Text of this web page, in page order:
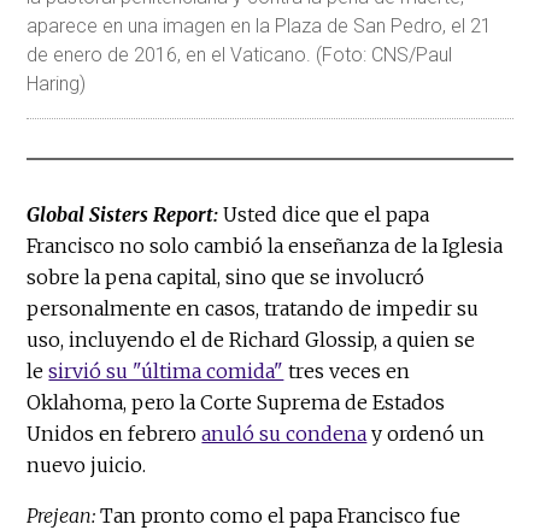
aparece en una imagen en la Plaza de San Pedro, el 21
de enero de 2016, en el Vaticano. (Foto: CNS/Paul
Haring)
Global Sisters Report:Usted dice que el papa
Francisco no solo cambió la enseñanza de la Iglesia
sobre la pena capital, sino que se involucró
personalmente en casos, tratando de impedir su
uso, incluyendo el de Richard Glossip, a quien se
lesirvió su "última comida" tres veces en
Oklahoma, pero la Corte Suprema de Estados
Unidos en febreroanuló su condena y ordenó un
nuevo juicio.
Prejean: Tan pronto como el papa Francisco fue